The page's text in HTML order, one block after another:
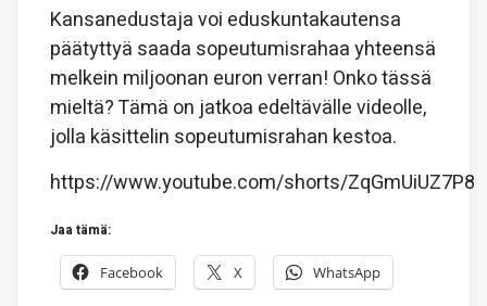
Kansanedustaja voi eduskuntakautensa
päätyttyä saada sopeutumisrahaa yhteensä
melkein miljoonan euron verran! Onko tässä
mieltä? Tämä on jatkoa edeltävälle videolle,
jolla käsittelin sopeutumisrahan kestoa.
https://www.youtube.com/shorts/ZqGmUiUZ7P8
Jaa tämä:
Facebook X WhatsApp